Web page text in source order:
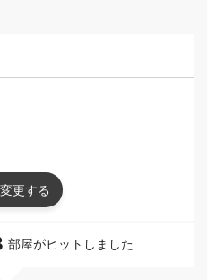
更する
部屋がヒットしました